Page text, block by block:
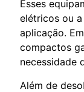
Esses
elétricos ou
aplicação.
compactos
necessidade
Além de